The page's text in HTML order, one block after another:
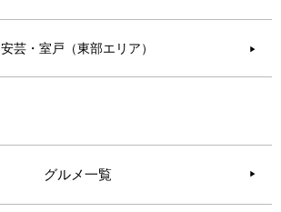
安芸・室戸（東部エリア） ▶︎
グルメ一覧